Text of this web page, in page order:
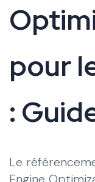
pour
:
Le
Engine